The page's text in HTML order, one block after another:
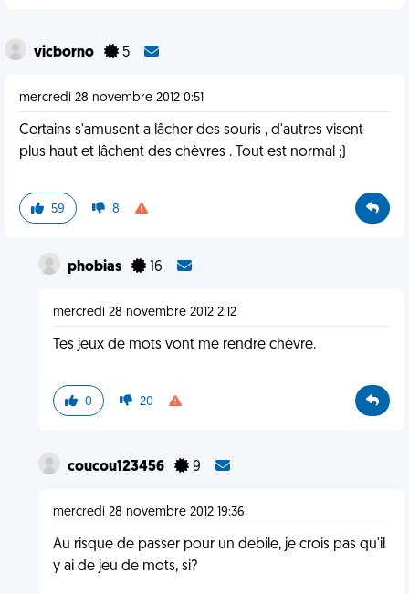
vicborno 5
mercredi 28 novembre 2012 0:51
Certains s'amusent a lâcher des souris , d'autres visent
plus haut et lâchent des chèvres . Tout est normal ;)
59 8
phobias 16
mercredi 28 novembre 2012 2:12
Tes jeux de mots vont me rendre chèvre.
0 20
coucou123456 9
mercredi 28 novembre 2012 19:36
Au risque de passer pour un debile, je crois pas qu'il
y ai de jeu de mots, si?